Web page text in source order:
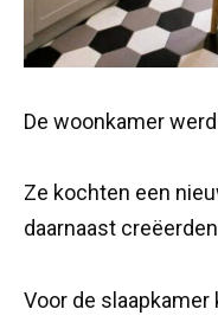
De woonkamer
Ze kochten een
daarnaast
Voor de